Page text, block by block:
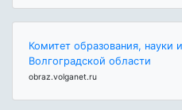
Комитет образования,
Волгоградской области
obraz.volganet.ru